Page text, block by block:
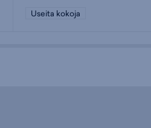
Useita kokoja